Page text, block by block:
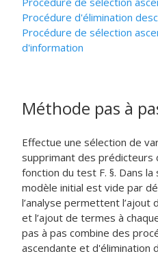
Procédure d'élimination
Procédure de sélection
d'information
Méthode pas à
Effectue une sélection de
supprimant des prédicteurs
fonction du test F. §. Dans
modèle initial est vide par
l’analyse permettent l’ajout
et l’ajout de termes à
pas à pas combine des
ascendante et d'élimination